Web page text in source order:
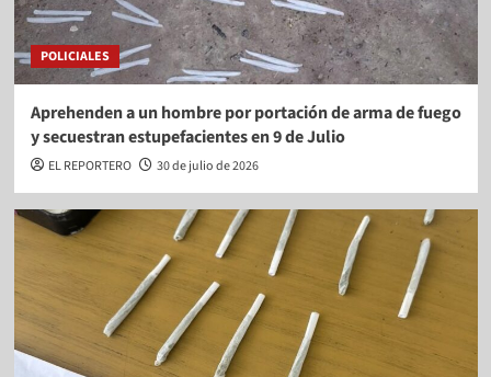
POLICIALES
Aprehenden a un hombre por portación de arma de fuego
y secuestran estupefacientes en 9 de Julio
EL REPORTERO 30 de julio de 2026